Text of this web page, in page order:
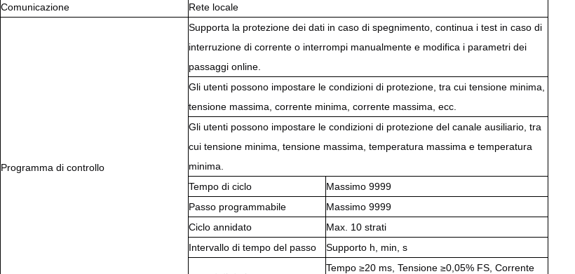
Comunicazione Rete locale
Programma di controllo
Supporta la protezione dei dati in caso di spegnimento, continua i test in caso di
interruzione di corrente o interrompi manualmente e modifica i parametri dei
passaggi online.
Gli utenti possono impostare le condizioni di protezione, tra cui tensione minima,
tensione massima, corrente minima, corrente massima, ecc.
Gli utenti possono impostare le condizioni di protezione del canale ausiliario, tra
cui tensione minima, tensione massima, temperatura massima e temperatura
minima.
Tempo di ciclo
Massimo 9999
Passo programmabile
Massimo 9999
Ciclo annidato
Max. 10 strati
Intervallo di tempo del passo
Supporto h, min, s
Tempo ≥20 ms, Tensione ≥0,05% FS, Corrente